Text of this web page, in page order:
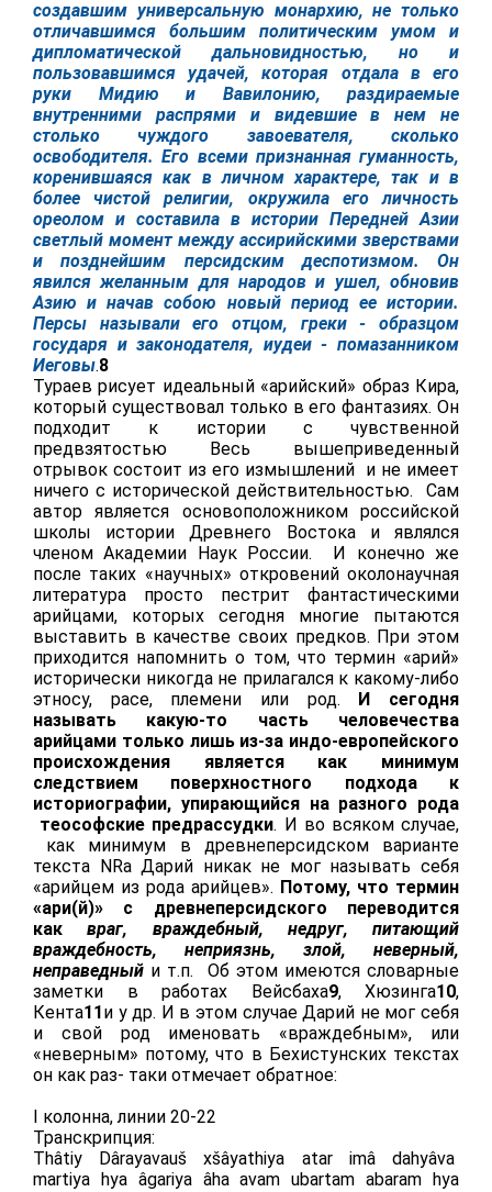
создавшим универсальную монархию, не только
отличавшимся большим политическим умом и
дипломатической дальновидностью, но и
пользовавшимся удачей, которая отдала в его
руки Мидию и Вавилонию, раздираемые
внутренними распрями и видевшие в нем не
столько чуждого завоевателя, сколько
освободителя. Его всеми признанная гуманность,
коренившаяся как в личном характере, так и в
более чистой религии, окружила его личность
ореолом и составила в истории Передней Азии
светлый момент между ассирийскими зверствами
и позднейшим персидским деспотизмом. Он
явился желанным для народов и ушел, обновив
Азию и начав собою новый период ее истории.
Персы называли его отцом, греки - образцом
государя и законодателя, иудеи - помазанником
Иеговы.8
Тураев рисует идеальный «арийский» образ Кира,
который существовал только в его фантазиях. Он
подходит к истории с чувственной
предвзятостью Весь вышеприведенный
отрывок состоит из его измышлений и не имеет
ничего с исторической действительностью. Сам
автор является основоположником российской
школы истории Древнего Востока и являлся
членом Академии Наук России. И конечно же
после таких «научных» откровений околонаучная
литература просто пестрит фантастическими
арийцами, которых сегодня многие пытаются
выставить в качестве своих предков. При этом
приходится напомнить о том, что термин «арий»
исторически никогда не прилагался к какому-либо
этносу, расе, племени или род.
И сегодня
называть какую-то часть человечества
арийцами только лишь из-за индо-европейского
происхождения является как минимум
следствием поверхностного подхода к
историографии, упирающийся на разного рода
теософские предрассудки. И во всяком случае,
как минимум в древнеперсидском варианте
текста NRa Дарий никак не мог называть себя
«арийцем из рода арийцев». Потому, что термин
«ари(й)» с древнеперсидского переводится
каквраг, враждебный, недруг, питающий
враждебность, неприязнь, злой, неверный,
неправедный и т.п. Об этом имеются словарные
заметки в работах Вейсбаха9, Хюзинга10,
Кента11 и у др. И в этом случае Дарий не мог себя
и свой род именовать «враждебным», или
«неверным» потому, что в Бехистунских текстах
он как раз- таки отмечает обратное:
I колонна, линии 20-22
Транскрипция:
Thâtiy Dârayavauš xšâyathiya atar imâ dahyâva
martiya hya âgariya âha avam ubartam abaram hya